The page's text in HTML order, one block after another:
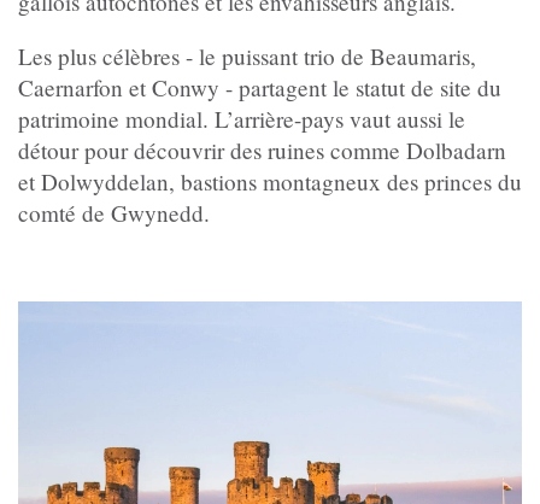
Les plus célèbres - le puissant trio de Beaumaris,
Caernarfon et Conwy - partagent le statut de site du
patrimoine mondial. L’arrière-pays vaut aussi le
détour pour découvrir des ruines comme Dolbadarn
et Dolwyddelan, bastions montagneux des princes du
comté de Gwynedd.